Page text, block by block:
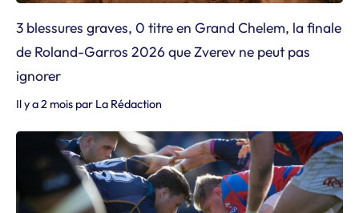
3 blessures graves, 0 titre en Grand Chelem, la finale
de Roland-Garros 2026 que Zverev ne peut pas
ignorer
Il y a 2 mois par La Rédaction